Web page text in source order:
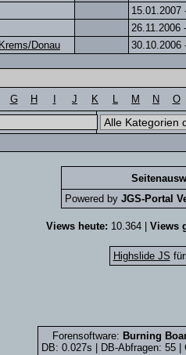
15.01.2007
26.11.2006
Donau
30.10.2006
G H J K L M N O
Powered by JGS-Portal
Views heute: 10.364 | Views
Highslide JS
Forensoftware: Burning
DB: 0.027s | DB-Abfragen: 55